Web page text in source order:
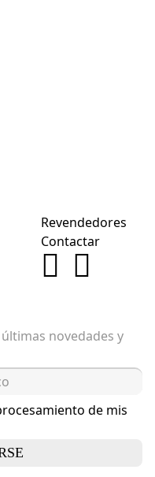
Revendedores
Contactar
novedades y
de mis